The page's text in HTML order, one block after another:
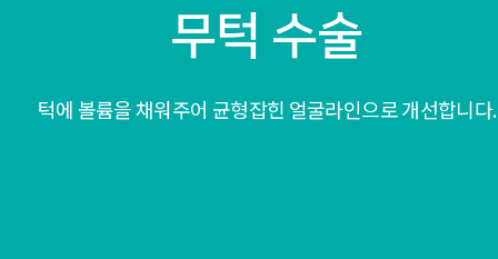
무턱 수술
턱에 볼륨을 채워주어 균형잡힌 얼굴라인으로 개선합니다.